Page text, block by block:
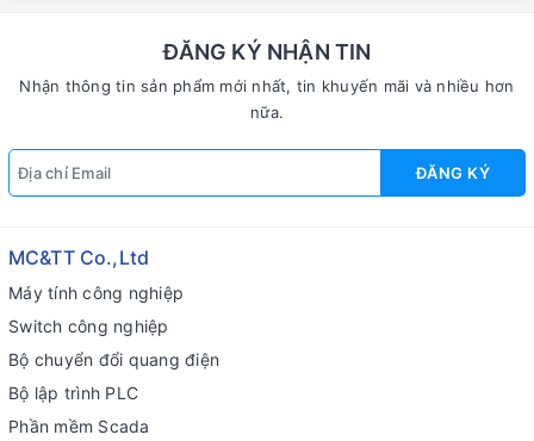
ĐĂNG KÝ NHẬN TIN
Nhận thông tin sản phẩm mới nhất, tin khuyến mãi và nhiều hơn
nữa.
ĐĂNG KÝ
MC&TT Co.,Ltd
Máy tính công nghiệp
Switch công nghiệp
Bộ chuyển đổi quang điện
Bộ lập trình PLC
Phần mềm Scada